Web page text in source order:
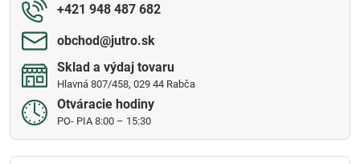
+421 948 487 682
obchod​@jutro​.sk
Sklad a výdaj tovaru
Hlavná 807/458, 029 44 Rabča
Otváracie hodiny
PO- PIA 8:00 – 15:30